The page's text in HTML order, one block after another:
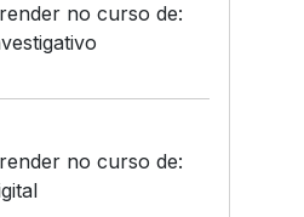
no curso de:
no curso de: